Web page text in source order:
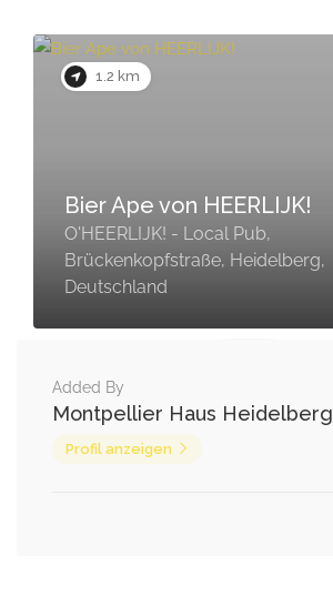
1.2 km
Bier Ape von HEERLIJK!
O'HEERLIJK! - Local Pub,
Brückenkopfstraße, Heidelberg,
Deutschland
Added By
Montpellier Haus Heidelberg
Profil anzeigen